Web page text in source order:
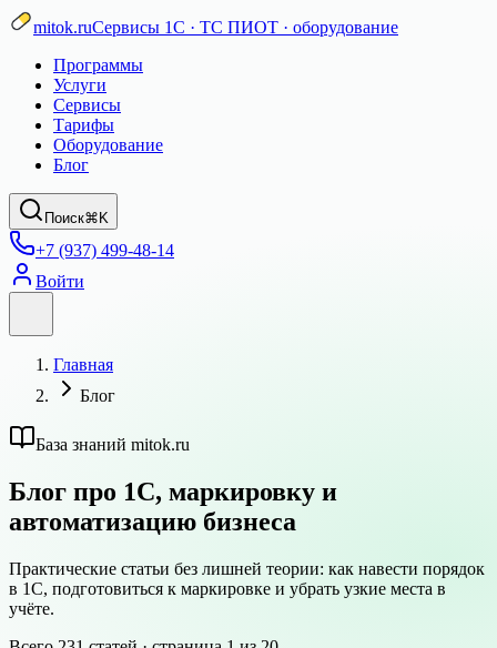
mitok.ruСервисы 1С · ТС ПИОТ · оборудование
Программы
Услуги
Сервисы
Тарифы
Оборудование
Блог
Поиск⌘K
+7 (937) 499-48-14
Войти
Главная
Блог
База знаний mitok.ru
Блог про 1С, маркировку и
автоматизацию бизнеса
Практические статьи без лишней теории: как навести порядок
в 1С, подготовиться к маркировке и убрать узкие места в
учёте.